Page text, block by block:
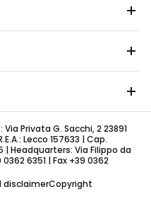
Privata G. Sacchi, 2 23891
Lecco 157633 | Cap.
| Headquarters: Via Filippo da
6351 | Fax +39 0362
disclaimerCopyright